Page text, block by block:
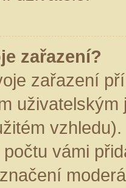
zařazení?
zařazení
vámi